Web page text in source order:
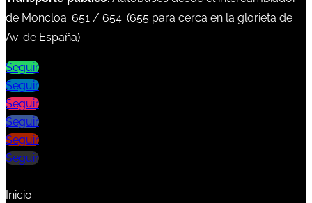
de Moncloa: 651 / 654. (655 para cerca en la glorieta de
Av. de España)
Seguir
Seguir
Seguir
Seguir
Seguir
Seguir
Inicio